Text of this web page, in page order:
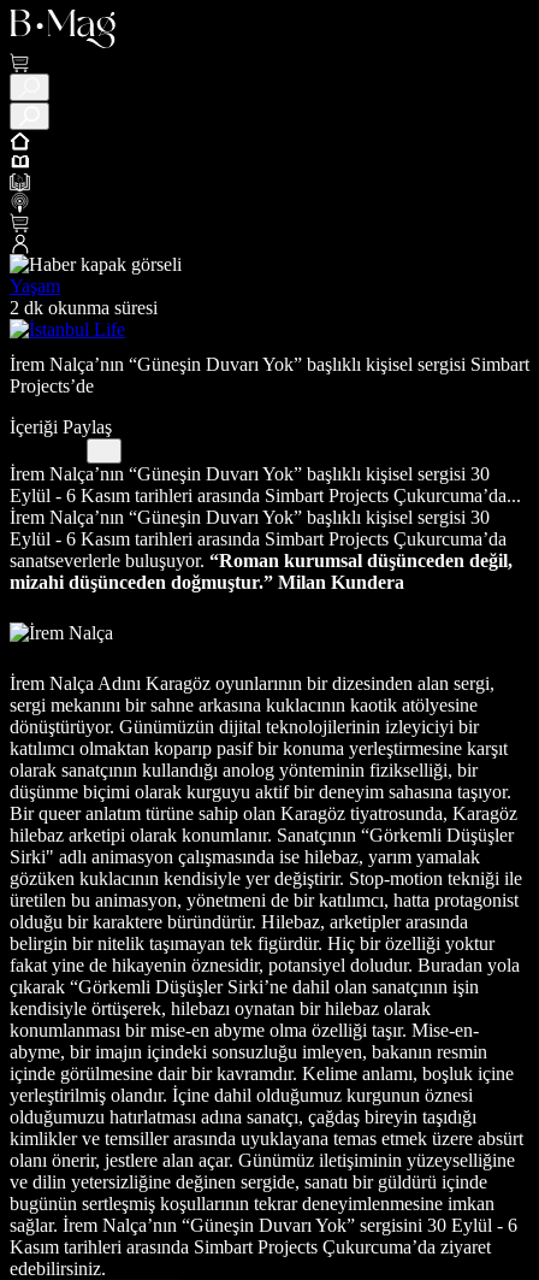
Yaşam
2 dk okunma süresi
İrem Nalça’nın “Güneşin Duvarı Yok” başlıklı kişisel sergisi Simbart
Projects’de
İçeriği Paylaş
İrem Nalça’nın “Güneşin Duvarı Yok” başlıklı kişisel sergisi 30
Eylül - 6 Kasım tarihleri arasında Simbart Projects Çukurcuma’da...
İrem Nalça’nın “Güneşin Duvarı Yok” başlıklı kişisel sergisi 30
Eylül - 6 Kasım tarihleri arasında Simbart Projects Çukurcuma’da
sanatseverlerle buluşuyor. “Roman kurumsal düşünceden değil,
mizahi düşünceden doğmuştur.” Milan Kundera
İrem Nalça Adını Karagöz oyunlarının bir dizesinden alan sergi,
sergi mekanını bir sahne arkasına kuklacının kaotik atölyesine
dönüştürüyor. Günümüzün dijital teknolojilerinin izleyiciyi bir
katılımcı olmaktan koparıp pasif bir konuma yerleştirmesine karşıt
olarak sanatçının kullandığı anolog yönteminin fizikselliği, bir
düşünme biçimi olarak kurguyu aktif bir deneyim sahasına taşıyor.
Bir queer anlatım türüne sahip olan Karagöz tiyatrosunda, Karagöz
hilebaz arketipi olarak konumlanır. Sanatçının “Görkemli Düşüşler
Sirki" adlı animasyon çalışmasında ise hilebaz, yarım yamalak
gözüken kuklacının kendisiyle yer değiştirir. Stop-motion tekniği ile
üretilen bu animasyon, yönetmeni de bir katılımcı, hatta protagonist
olduğu bir karaktere büründürür. Hilebaz, arketipler arasında
belirgin bir nitelik taşımayan tek figürdür. Hiç bir özelliği yoktur
fakat yine de hikayenin öznesidir, potansiyel doludur. Buradan yola
çıkarak “Görkemli Düşüşler Sirki’ne dahil olan sanatçının işin
kendisiyle örtüşerek, hilebazı oynatan bir hilebaz olarak
konumlanması bir mise-en abyme olma özelliği taşır. Mise-en-
abyme, bir imajın içindeki sonsuzluğu imleyen, bakanın resmin
içinde görülmesine dair bir kavramdır. Kelime anlamı, boşluk içine
yerleştirilmiş olandır. İçine dahil olduğumuz kurgunun öznesi
olduğumuzu hatırlatması adına sanatçı, çağdaş bireyin taşıdığı
kimlikler ve temsiller arasında uyuklayana temas etmek üzere absürt
olanı önerir, jestlere alan açar. Günümüz iletişiminin yüzeyselliğine
ve dilin yetersizliğine değinen sergide, sanatı bir güldürü içinde
bugünün sertleşmiş koşullarının tekrar deneyimlenmesine imkan
sağlar. ​İrem Nalça’nın “Güneşin Duvarı Yok” sergisini 30 Eylül - 6
Kasım tarihleri arasında Simbart Projects Çukurcuma’da ziyaret
edebilirsiniz.